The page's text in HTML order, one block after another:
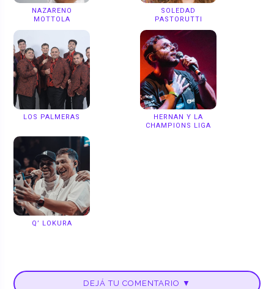
NAZARENO
MOTTOLA
SOLEDAD
PASTORUTTI
LOS PALMERAS
HERNAN Y LA
CHAMPIONS LIGA
Q’ LOKURA
DEJÁ TU COMENTARIO ▼